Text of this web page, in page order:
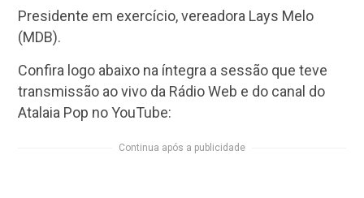
Presidente em exercício, vereadora Lays Melo
(MDB).
Confira logo abaixo na íntegra a sessão que teve
transmissão ao vivo da Rádio Web e do canal do
Atalaia Pop no YouTube:
Continua após a publicidade